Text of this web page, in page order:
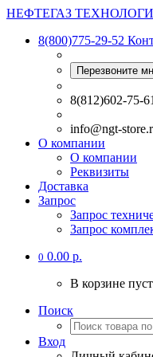
НЕФТЕГАЗ
8(800)775-29-52
Перезвоните
8(812)602-75-61
info@ngt-
О компании
О компании
Реквизиты
Доставка
Запрос
Запрос
Запрос
0 0.00 р.
В корзине
Поиск
Вход